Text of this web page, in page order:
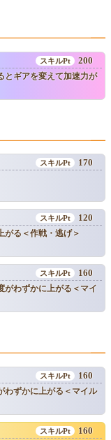
200
とギアを変えて加速力が
170
120
がる＜作戦・逃げ＞
160
がわずかに上がる＜マイ
160
わずかに上がる＜マイル
160